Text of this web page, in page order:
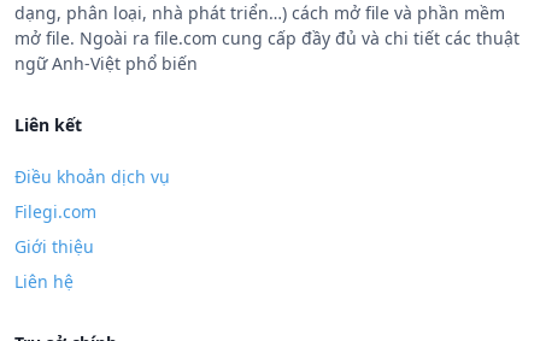
dạng, phân loại, nhà phát triển…) cách mở file và phần mềm
mở file. Ngoài ra file.com cung cấp đầy đủ và chi tiết các thuật
ngữ Anh-Việt phổ biến
Liên kết
Điều khoản dịch vụ
Filegi.com
Giới thiệu
Liên hệ